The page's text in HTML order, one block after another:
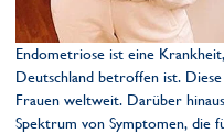
Endometriose ist eine
Deutschland betroffen ist.
Frauen weltweit. Darüber
Spektrum von Symptomen, die